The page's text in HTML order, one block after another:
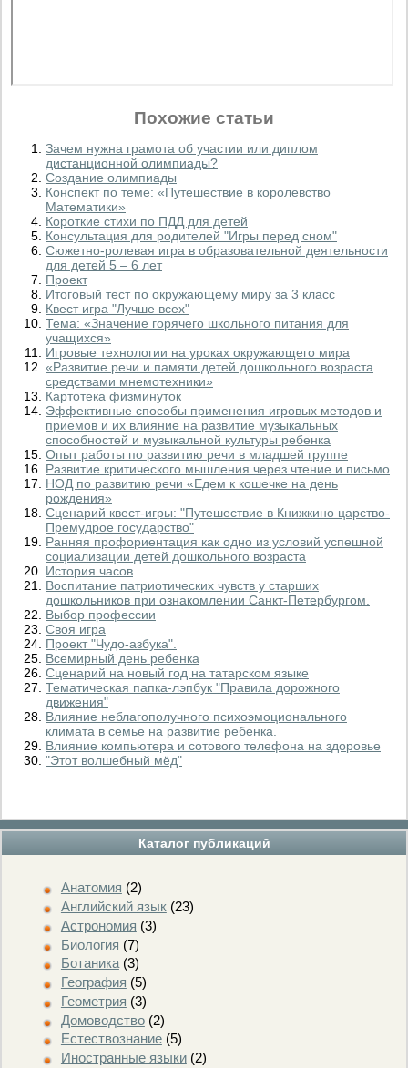
Каталог публикаций
Анатомия (2)
Английский язык(23)
Астрономия (3)
Биология (7)
Ботаника(3)
География (5)
Геометрия (3)
Домоводство(2)
Естествознание(5)
Иностранные языки(2)
Похожие статьи
Зачем нужна грамота об участии или диплом
дистанционной олимпиады?
Создание олимпиады
Конспект по теме: «Путешествие в королевство
Математики»
Короткие стихи по ПДД для детей
Консультация для родителей "Игры перед сном"
Сюжетно-ролевая игра в образовательной деятельности
для детей 5 – 6 лет
Проект
Итоговый тест по окружающему миру за 3 класс
Квест игра "Лучше всех"
Тема: «Значение горячего школьного питания для
учащихся»
Игровые технологии на уроках окружающего мира
«Развитие речи и памяти детей дошкольного возраста
средствами мнемотехники»
Картотека физминуток
Эффективные способы применения игровых методов и
приемов и их влияние на развитие музыкальных
способностей и музыкальной культуры ребенка
Опыт работы по развитию речи в младшей группе
Развитие критического мышления через чтение и письмо
НОД по развитию речи «Едем к кошечке на день
рождения»
Сценарий квест-игры: "Путешествие в Книжкино царство-
Премудрое государство"
Ранняя профориентация как одно из условий успешной
социализации детей дошкольного возраста
История часов
Воспитание патриотических чувств у старших
дошкольников при ознакомлении Санкт-Петербургом.
Выбор профессии
Своя игра
Проект "Чудо-азбука".
Всемирный день ребенка
Сценарий на новый год на татарском языке
Тематическая папка-лэпбук "Правила дорожного
движения"
Влияние неблагополучного психоэмоционального
климата в семье на развитие ребенка.
Влияние компьютера и сотового телефона на здоровье
"Этот волшебный мёд"